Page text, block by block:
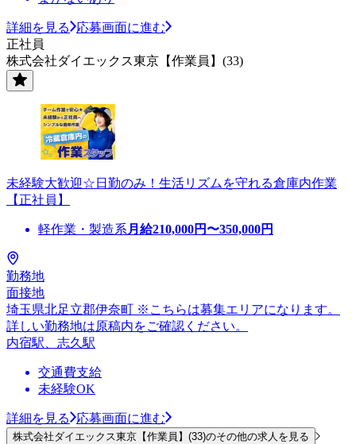
詳細を見る
応募画面に進む
正社員
株式会社ダイエックス東京【作業員】(33)
未経験大歓迎☆日勤のみ！生活リズムを守れる倉庫内作業
【正社員】
軽作業・製造系 月給210,000円〜350,000円
勤務地
面接地
埼玉県北足立郡伊奈町 ※こちらは募集エリアになります。
詳しい勤務地は原稿内をご確認ください。
内宿駅、志久駅
交通費支給
未経験OK
詳細を見る 応募画面に進む
株式会社ダイエックス東京【作業員】(33)のその他の求人を見る